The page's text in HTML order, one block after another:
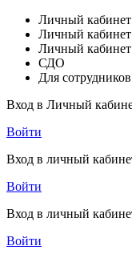
Личный кабинет
Личный
Личный кабинет
СДО
Для сотрудников
Вход в Личный
Войти
Вход в личный
Войти
Вход в личный
Войти